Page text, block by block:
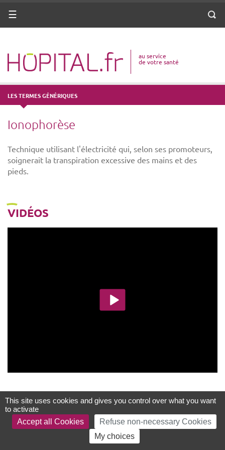
ANNUAIRE
VOTRE SANTÉ
DROITS & DÉMARCHES
MISSIONS
MÉTIERS
Menu
au service
de votre santé
LES TERMES GÉNÉRIQUES
Ionophorèse
Technique utilisant l'électricité qui, selon ses promoteurs,
soignerait la transpiration excessive des mains et des
pieds.
VIDÉOS
This site uses cookies and gives you control over what you want
to activate
Accept all Cookies
Refuse non-necessary Cookies
My choices